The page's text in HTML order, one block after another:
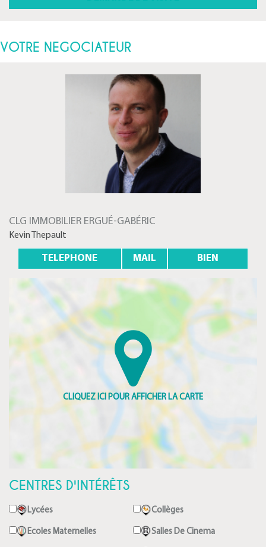
VOTRE NEGOCIATEUR
CLG IMMOBILIER ERGUÉ-GABÉRIC
Kevin Thepault
TELEPHONE MAIL BIEN
CENTRES D'INTÉRÊTS
Lycées Collèges
Ecoles Maternelles Salles De Cinema